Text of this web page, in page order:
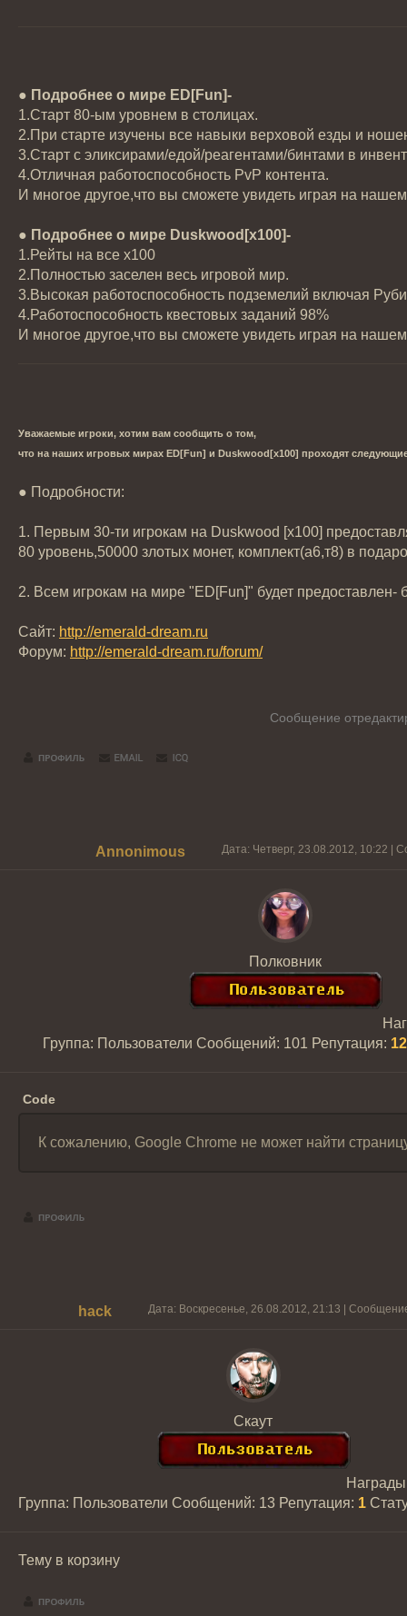
● Подробнее о мире ED[Fun]-
1.Старт 80-ым уровнем в столицах.
2.При старте изучены все навыки верховой езды и
3.Старт с эликсирами/едой/реагентами/бинтами в
4.Отличная работоспособность PvP контента.
И многое другое,что вы сможете увидеть играя на
● Подробнее о мире Duskwood[x100]-
1.Рейты на все x100
2.Полностью заселен весь игровой мир.
3.Высокая работоспособность подземелий включая
4.Работоспособность квестовых заданий 98%
И многое другое,что вы сможете увидеть играя на
Уважаемые игроки, хотим вам сообщить о том,
что на наших игровых мирах ED[Fun] и Duskwood[x100] проходят
● Подробности:
1. Первым 30-ти игрокам на Duskwood [x100]
80 уровень,50000 злотых монет, комплект(а6,т8) в
2. Всем игрокам на мире "ED[Fun]" будет предоставлен-
Сайт: http://emerald-dream.ru
Форум: http://emerald-dream.ru/forum/
Сообщение
Annonimous Дата: Четверг, 23.08.2012, 10:22 |
Полковник
Группа: Пользователи Сообщений: 101 Репутация: 12
Code
К сожалению, Google Chrome не может найти
hack Дата: Воскресенье, 26.08.2012, 21:13 |
Скаут
Группа: Пользователи Сообщений: 13 Репутация: 1
Тему в корзину